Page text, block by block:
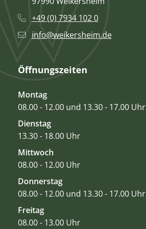
+49 (0) 7934 102 0
info@weikersheim.de
Öffnungszeiten
Montag
08.00 - 12.00 und 13.30 - 17.00 Uhr
Dienstag
13.30 - 18.00 Uhr
Mittwoch
08.00 - 12.00 Uhr
Donnerstag
08.00 - 12.00 und 13.30 - 17.00 Uhr
Freitag
08.00 - 13.00 Uhr